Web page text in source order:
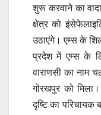
शुरू करवाने का
क्षेत्र को
उठाएंगे। एम्स के
प्रदेश में एम्स के
वाराणसी का नाम
गोरखपुर को
दृष्टि का